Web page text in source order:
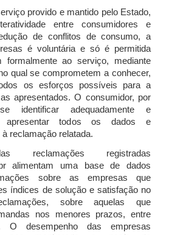
provido e mantido pelo Estado,
entre consumidores e
de conflitos de consumo, a
é voluntária e só é permitida
formalmente ao serviço, mediante
qual se comprometem a conhecer,
os esforços possíveis para a
apresentados. O consumidor, por
identificar adequadamente e
apresentar todos os dados e
reclamação relatada.
registradas
alimentam uma base de dados
sobre as empresas que
índices de solução e satisfação no
sobre aquelas que
nos menores prazos, entre
O desempenho das empresas